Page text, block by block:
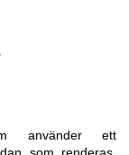
använder ett
som renderas,